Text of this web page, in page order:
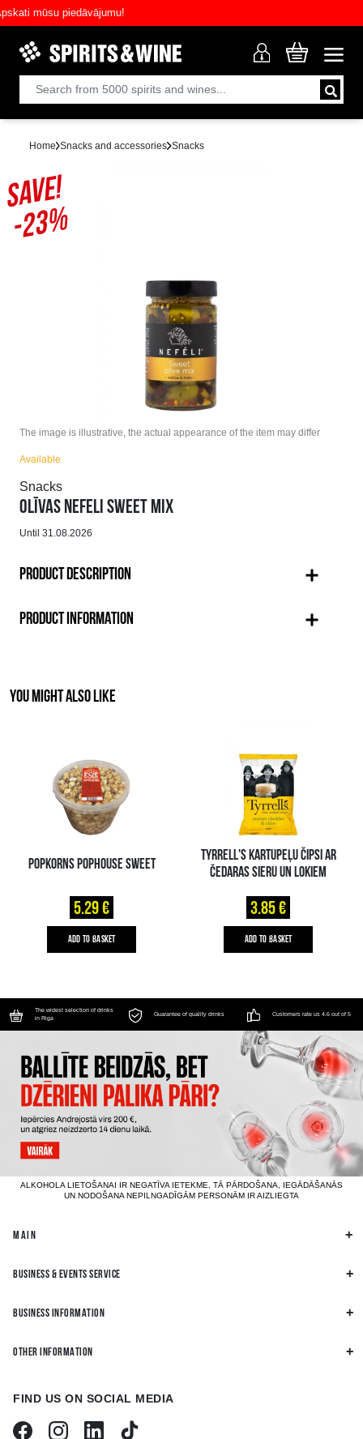
mūsu piedāvājumu!
Home Snacks and accessories Snacks
SAVE!
-23%
The image is illustrative, the actual appearance of the item may differ
Available
Snacks
OLĪVAS NEFELI SWEET MIX
Until 31.08.2026
PRODUCT DESCRIPTION
PRODUCT INFORMATION
YOU MIGHT ALSO LIKE
POPKORNS POPHOUSE SWEET
5.29 €
ADD TO BASKET
TYRRELL'S KARTUPEĻU ČIPSI AR
ČEDARAS SIERU UN LOKIEM
3.85 €
ADD TO BASKET
The widest selection of drinks
in Riga
Guarantee of quality drinks Customers rate us 4.6 out of 5
ALKOHOLA LIETOŠANAI IR NEGATĪVA IETEKME, TĀ PĀRDOŠANA, IEGĀDĀŠANĀS
UN NODOŠANA NEPILNGADĪGĀM PERSONĀM IR AIZLIEGTA
MAIN
BUSINESS & EVENTS SERVICE
BUSINESS INFORMATION
OTHER INFORMATION
FIND US ON SOCIAL MEDIA